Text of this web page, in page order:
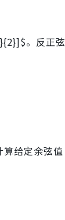
。反正弦
给定余弦值